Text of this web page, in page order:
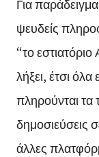
ψευδείς
“το
λήξει, έτσι
πληρούνται τα
δημοσιεύσεις
άλλες